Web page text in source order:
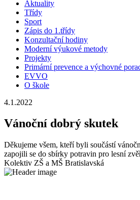
Aktuality
Třídy
Sport
Zápis do 1.třídy
Konzultační hodiny
Moderní výukové metody
Projekty
Primární prevence a výchovné
EVVO
O škole
4.1.2022
Vánoční dobrý skutek
Děkujeme všem, kteří byli součástí
zapojili se do sbírky potravin pro lesní
Kolektiv ZŠ a MŠ Bratislavská